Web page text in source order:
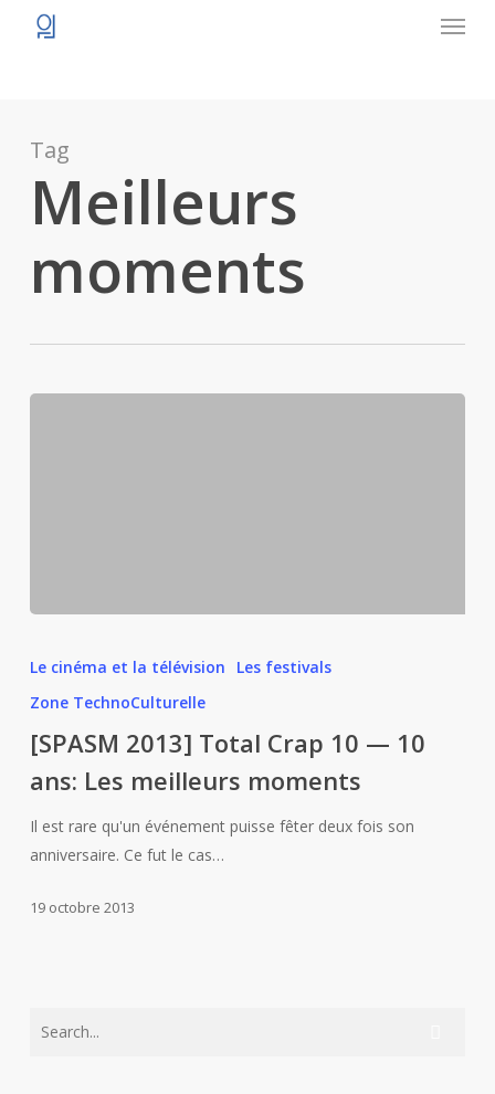
Menu
Tag
Meilleurs
moments
2013]
Crap
10
ans:
Les
moments
Le cinéma et la télévision
Les festivals
Zone TechnoCulturelle
[SPASM 2013] Total Crap 10 — 10
ans: Les meilleurs moments
Il est rare qu'un événement puisse fêter deux fois son
anniversaire. Ce fut le cas…
19 octobre 2013